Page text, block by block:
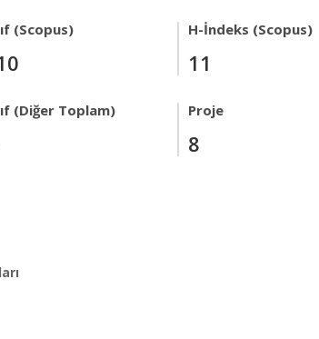
(Scopus) H-İndeks (Scopus)
11
(Diğer Toplam) Proje
8